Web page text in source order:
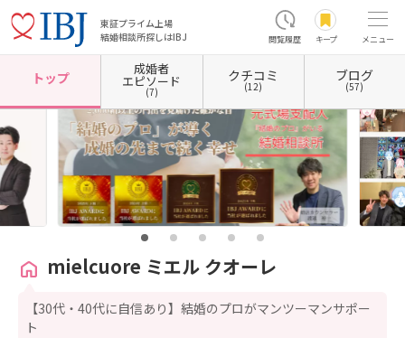
東証プライム上場
結婚相談所探しはIBJ
閲覧履歴 キープ メニュー
ホーム 栃木県の結婚相談所 栃木県小山市 mielcuore ミエル クオーレ
トップ
成婚者
エピソード
(7)
クチコミ
(12)
ブログ
(57)
mielcuore ミエル クオーレ
【30代・40代に自信あり】結婚のプロがマンツーマンサポー
ト